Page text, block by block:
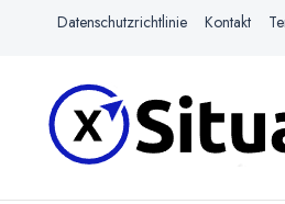
Datenschutzrichtlinie Kontakt